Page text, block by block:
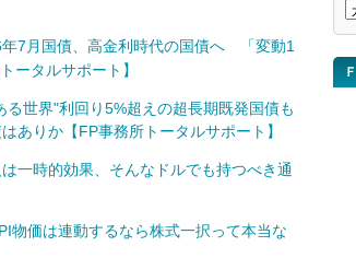
7月国債、高金利時代の国債へ 「変動1
ータルサポート】
る世界"利回り5%超えの超長期既発国債も
ありか【FP事務所トータルサポート】
一時的効果、そんなドルでも持つべき通
物価は連動するなら株式一択って本当な
Ｆ
Ｐ
ブ